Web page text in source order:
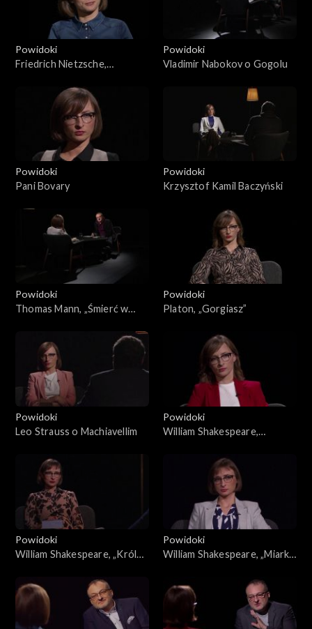
Powidoki
Friedrich Nietzsche,
Powidoki
Vladimir Nabokov o Gogolu
Powidoki
Pani Bovary
Powidoki
Krzysztof Kamil Baczyński
Powidoki
Thomas Mann, „Śmierć w
Powidoki
Platon, „Gorgiasz”
Powidoki
Leo Strauss o Machiavellim
Powidoki
William Shakespeare,
Powidoki
William Shakespeare, „Król
Powidoki
William Shakespeare, „Miarka